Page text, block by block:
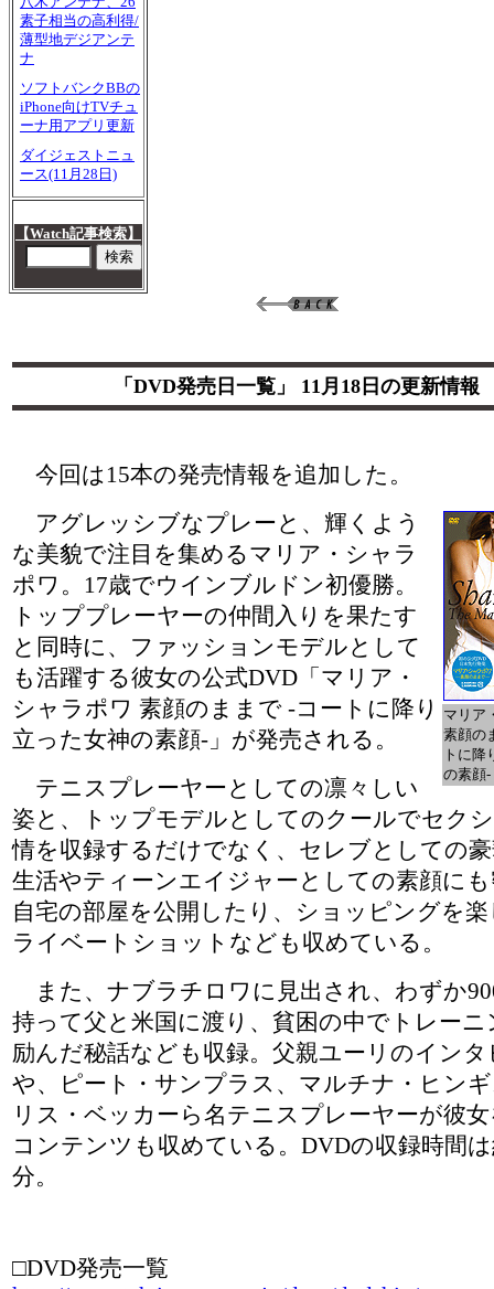
素子相当の高利得/
薄型地デジアンテ
ナ
ソフトバンクBBの
iPhone向けTVチュ
ーナ用アプリ更新
ダイジェストニュ
ース(11月28日)
【Watch記事検索】
「DVD発売日一覧」 11月18日の更新情報
今回は15本の発売情報を追加した。
マリア
素顔の
トに降
の素顔-
アグレッシブなプレーと、輝くよう
な美貌で注目を集めるマリア・シャラ
ポワ。17歳でウインブルドン初優勝。
トッププレーヤーの仲間入りを果たす
と同時に、ファッションモデルとして
も活躍する彼女の公式DVD「マリア・
シャラポワ 素顔のままで -コートに降り
立った女神の素顔-」が発売される。
テニスプレーヤーとしての凛々しい
姿と、トップモデルとしてのクールでセク
情を収録するだけでなく、セレブとしての
生活やティーンエイジャーとしての素顔に
自宅の部屋を公開したり、ショッピングを
ライベートショットなども収めている。
また、ナブラチロワに見出され、わずか
持って父と米国に渡り、貧困の中でトレーニ
励んだ秘話なども収録。父親ユーリのインタ
や、ピート・サンプラス、マルチナ・ヒン
リス・ベッカーら名テニスプレーヤーが彼
コンテンツも収めている。DVDの収録時間
分。
□DVD発売一覧